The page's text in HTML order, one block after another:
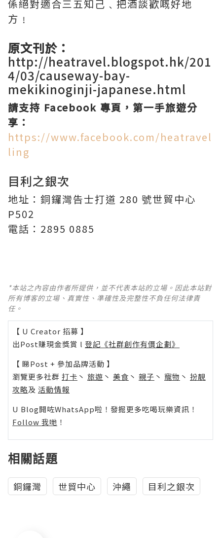
係絕對適合三五知己﹑把酒談歡嘅好地
方﹗
原文刊於：
http://heatravel.blogspot.hk/201
4/03/causeway-bay-
mekikinoginji-japanese.html
請支持 Facebook 專頁，第一手旅遊分
享：
https://www.facebook.com/heatravel
ling
目利之銀次
地址：銅鑼灣告士打道 280 號世貿中心
P502
電話：2895 0885
*本站之內容由作者所提供，並不代表本站的立場。因此本站對
所有博客的立場、真實性、準確性及完整性不負任何法律責
任。
【 U Creator 招募 】
出Post賺現金獎賞 l 登記《社群創作有價企劃》
【 睇Post + 參加品牌活動 】
瀏覽更多社群 打卡 丶 旅遊 丶 美食 丶 親子 丶 寵物 丶 扮靚
攻略及 活動情報
U Blog開咗WhatsApp啦！發掘更多吃喝玩樂資訊！
Follow 我哋 ！
相關話題
銅鑼灣 世貿中心 沖繩 目利之銀次